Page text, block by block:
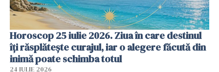
Horoscop 25 iulie 2026. Ziua în care destinul
îți răsplătește curajul, iar o alegere făcută din
inimă poate schimba totul
24 IULIE 2026